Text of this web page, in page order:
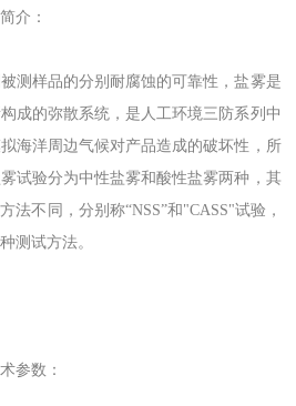
介：
测样品的分别耐腐蚀的可靠性，盐雾是
成的弥散系统，是人工环境三防系列中
海洋周边气候对产品造成的破坏性，所
试验分为中性盐雾和酸性盐雾两种，其
法不同，分别称“NSS”和"CASS"试验，
测试方法。
参数：